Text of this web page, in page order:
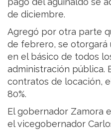
de diciembre.
Agregó por otra parte
de febrero, se otorgará
en el básico de todos
administración pública.
contratos de locación,
80%.
El gobernador Zamora
el vicegobernador